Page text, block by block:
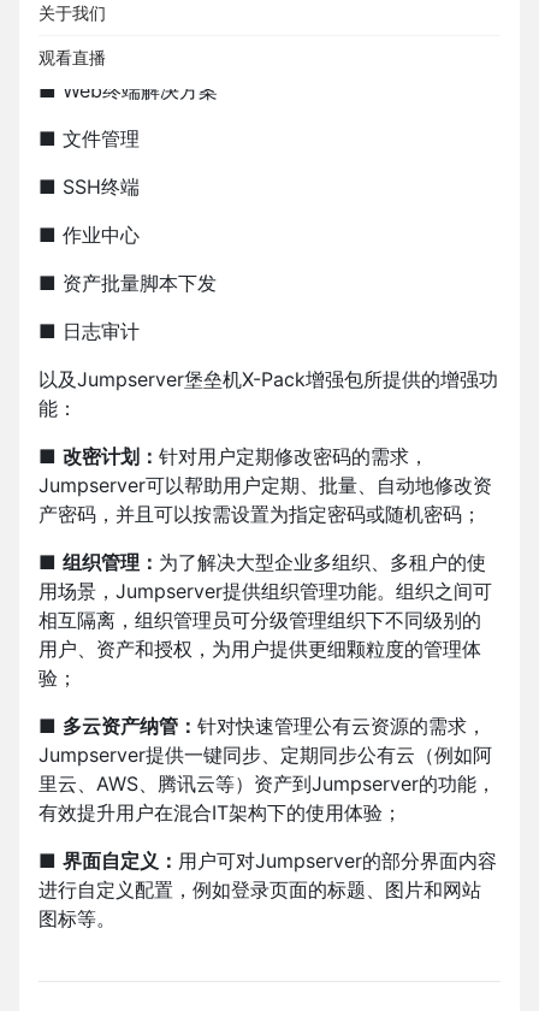
关于我们
观看直播
■ Web终端解决方案
■ 文件管理
■ SSH终端
■ 作业中心
■ 资产批量脚本下发
■ 日志审计
以及Jumpserver堡垒机X-Pack增强包所提供的增强功
能：
■ 改密计划： 针对用户定期修改密码的需求，
Jumpserver可以帮助用户定期、批量、自动地修改资
产密码，并且可以按需设置为指定密码或随机密码；
■ 组织管理： 为了解决大型企业多组织、多租户的使
用场景，Jumpserver提供组织管理功能。组织之间可
相互隔离，组织管理员可分级管理组织下不同级别的
用户、资产和授权，为用户提供更细颗粒度的管理体
验；
■ 多云资产纳管： 针对快速管理公有云资源的需求，
Jumpserver提供一键同步、定期同步公有云（例如阿
里云、AWS、腾讯云等）资产到Jumpserver的功能，
有效提升用户在混合IT架构下的使用体验；
■ 界面自定义： 用户可对Jumpserver的部分界面内容
进行自定义配置，例如登录页面的标题、图片和网站
图标等。